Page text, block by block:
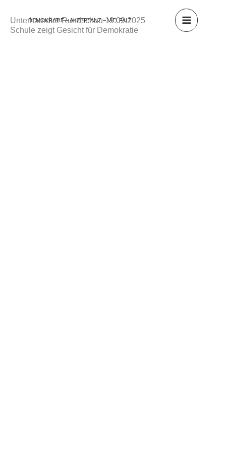
Inhalt
springen
DEMOKRATIE – AKZEPTANZ – VIELFALT
Unterhaardter Rundschau 19.09.2025
Schule zeigt Gesicht für Demokratie